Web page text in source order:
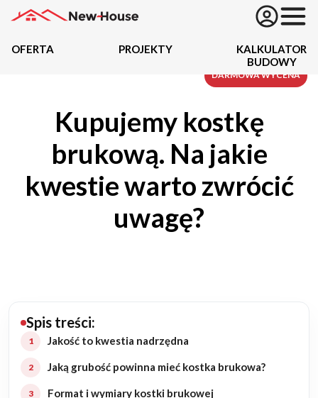
Działki
Kredyty
Budowa domu
Rezydencje
OFERTA PROJEKTY
KALKULATOR
BUDOWY
Kupujemy kostkę
brukową. Na jakie
kwestie warto zwrócić
uwagę?
Spis treści:
Jakość to kwestia nadrzędna
Jaką grubość powinna mieć kostka brukowa?
Format i wymiary kostki brukowej
DARMOWA WYCENA